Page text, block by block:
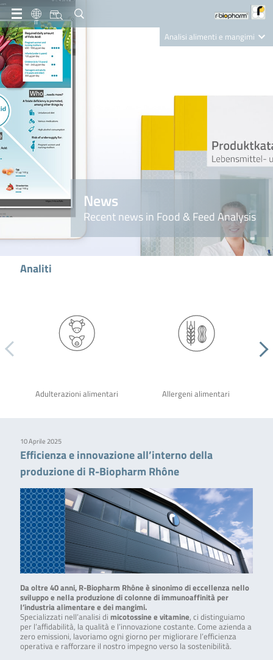
IT
Analisi alimenti e mangimi
Nutrition Care
News
Recent news in Food & Feed Analysis
Analiti
Adulterazioni alimentari Allergeni alimentari
10 Aprile 2025
Efficienza e innovazione all’interno della
produzione di R-Biopharm Rhône
Da oltre 40 anni, R-Biopharm Rhône è sinonimo di eccellenza nello
sviluppo e nella produzione di colonne di immunoaffinità per
l’industria alimentare e dei mangimi.
Specializzati nell’analisi di micotossine e vitamine, ci distinguiamo
per l’affidabilità, la qualità e l’innovazione costante. Come azienda a
zero emissioni, lavoriamo ogni giorno per migliorare l’efficienza
operativa e rafforzare il nostro impegno verso la sostenibilità.